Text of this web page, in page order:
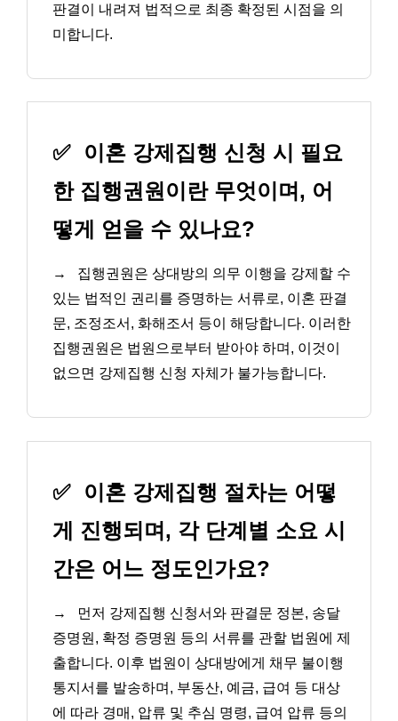
판결이 내려져 법적으로 최종 확정된 시점을 의
미합니다.
✅
이혼 강제집행 신청 시 필요
한 집행권원이란 무엇이며, 어
떻게 얻을 수 있나요?
→
집행권원은 상대방의 의무 이행을 강제할 수
있는 법적인 권리를 증명하는 서류로, 이혼 판결
문, 조정조서, 화해조서 등이 해당합니다. 이러한
집행권원은 법원으로부터 받아야 하며, 이것이
없으면 강제집행 신청 자체가 불가능합니다.
✅
이혼 강제집행 절차는 어떻
게 진행되며, 각 단계별 소요 시
간은 어느 정도인가요?
→
먼저 강제집행 신청서와 판결문 정본, 송달
증명원, 확정 증명원 등의 서류를 관할 법원에 제
출합니다. 이후 법원이 상대방에게 채무 불이행
통지서를 발송하며, 부동산, 예금, 급여 등 대상
에 따라 경매, 압류 및 추심 명령, 급여 압류 등의